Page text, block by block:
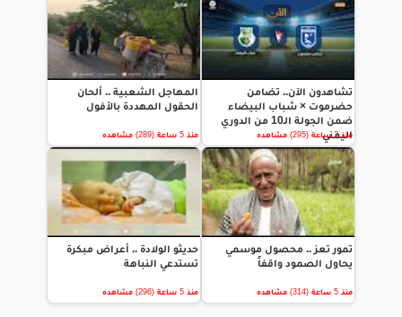
تشاهدون الآن.. تضامن
حضرموت × شباب البيضاء
ضمن الجولة الـ10 من الدوري
اليمني
منذ 3 ساعة (295) مشاهده
المهاجل الشعبية .. ألحان
الحقول المهددة بالأفول
منذ 5 ساعة (289) مشاهده
تمور تعز .. محصول موسمي
يحاول الصمود واقفاً
منذ 5 ساعة (314) مشاهده
حديثو الولادة .. أعراض مبكرة
تستدعي النباهة
منذ 5 ساعة (296) مشاهده